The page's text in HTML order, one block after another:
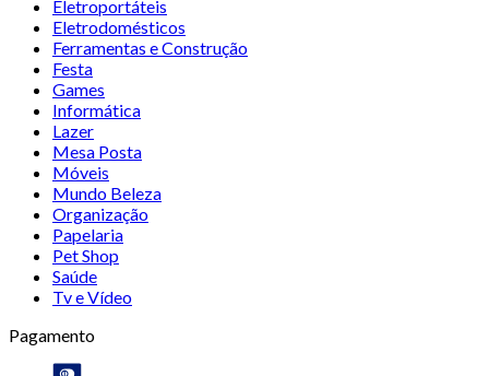
Eletroportáteis
Eletrodomésticos
Ferramentas e Construção
Festa
Games
Informática
Lazer
Mesa Posta
Móveis
Mundo Beleza
Organização
Papelaria
Pet Shop
Saúde
Tv e Vídeo
Pagamento